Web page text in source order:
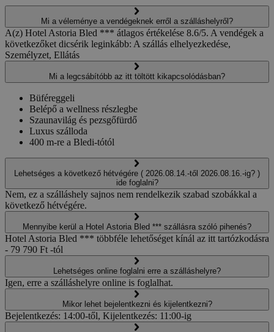
Mi a véleménye a vendégeknek erről a szálláshelyről?
A(z) Hotel Astoria Bled *** átlagos értékelése 8.6/5. A vendégek a
következőket dicsérik leginkább: A szállás elhelyezkedése,
Személyzet, Ellátás
Mi a legcsábítóbb az itt töltött kikapcsolódásban?
Büféreggeli
Belépő a wellness részlegbe
Szaunavilág és pezsgőfürdő
Luxus szálloda
400 m-re a Bledi-tótól
Lehetséges a következő hétvégére ( 2026.08.14.-től 2026.08.16.-ig? )
ide foglalni?
Nem, ez a szálláshely sajnos nem rendelkezik szabad szobákkal a
következő hétvégére.
Mennyibe kerül a Hotel Astoria Bled *** szállásra szóló pihenés?
Hotel Astoria Bled *** többféle lehetőséget kínál az itt tartózkodásra
- 79 790 Ft -tól
Lehetséges online foglalni erre a szálláshelyre?
Igen, erre a szálláshelyre online is foglalhat.
Mikor lehet bejelentkezni és kijelentkezni?
Bejelentkezés: 14:00-től, Kijelentkezés: 11:00-ig